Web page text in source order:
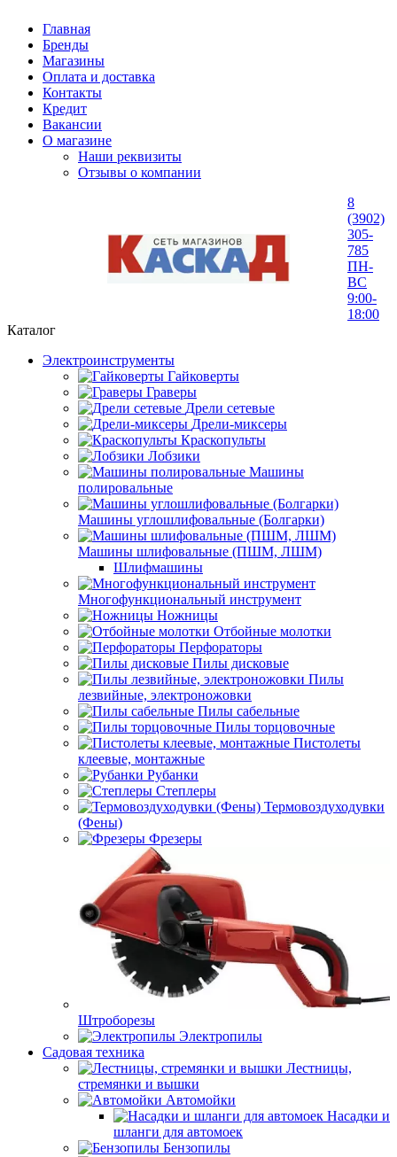
Главная
Бренды
Магазины
Оплата и доставка
Контакты
Кредит
Вакансии
О магазине
Наши реквизиты
Отзывы о компании
8
(3902)
305-
785
ПН-
ВС
9:00-
18:00
Каталог
Электроинструменты
Гайковерты
Граверы
Дрели сетевые
Дрели-миксеры
Краскопульты
Лобзики
Машины
полировальные
Машины углошлифовальные (Болгарки)
Машины шлифовальные (ПШМ, ЛШМ)
Шлифмашины
Многофункциональный инструмент
Ножницы
Отбойные молотки
Перфораторы
Пилы дисковые
Пилы
лезвийные, электроножовки
Пилы сабельные
Пилы торцовочные
Пистолеты
клеевые, монтажные
Рубанки
Степлеры
Термовоздуходувки
(Фены)
Фрезеры
Штроборезы
Электропилы
Садовая техника
Лестницы,
стремянки и вышки
Автомойки
Насадки и
шланги для автомоек
Бензопилы